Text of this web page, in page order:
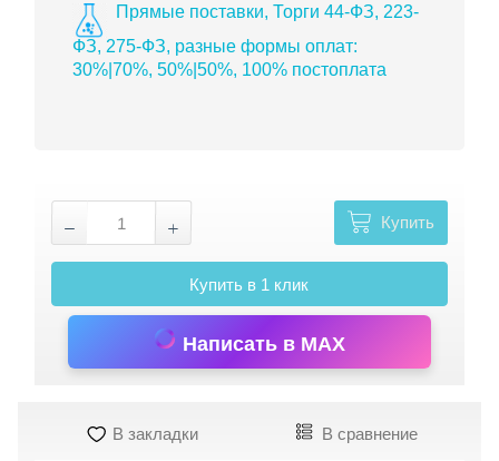
Прямые поставки, Торги 44-ФЗ, 223-
ФЗ, 275-ФЗ, разные формы оплат:
30%|70%, 50%|50%, 100% постоплата
Купить
Купить в 1 клик
Написать в MAX
В закладки В сравнение